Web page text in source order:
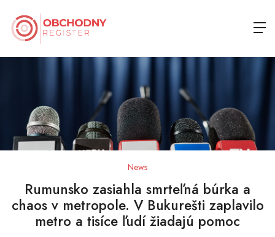
News
Rumunsko zasiahla smrteľná búrka a
chaos v metropole. V Bukurešti zaplavilo
metro a tisíce ľudí žiadajú pomoc